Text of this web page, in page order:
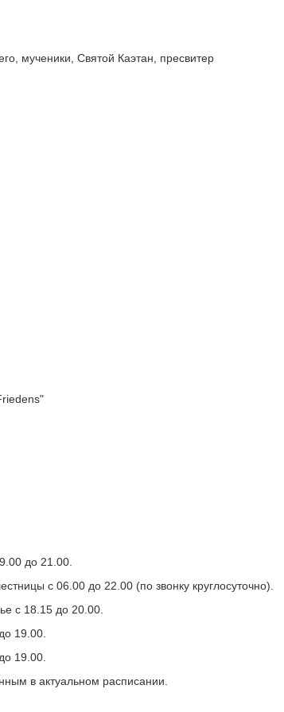
мученики, Святой Каэтан, пресвитер
до 21.00.
с 06.00 до 22.00 (по звонку круглосуточно).
с 18.15 до 20.00.
19.00.
19.00.
в актуальном расписании.